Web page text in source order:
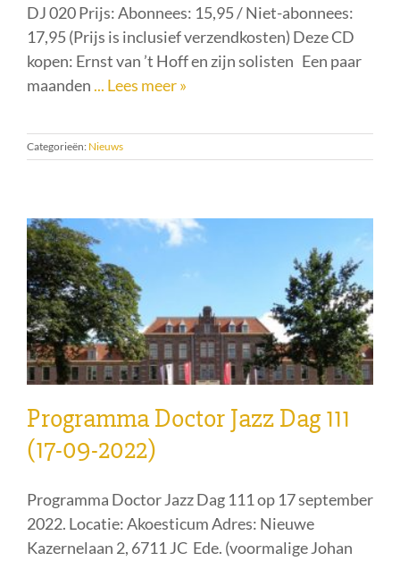
DJ 020 Prijs: Abonnees: 15,95 / Niet-abonnees:
17,95 (Prijs is inclusief verzendkosten) Deze CD
kopen: Ernst van ’t Hoff en zijn solisten Een paar
maanden ... Lees meer »
Categorieën: Nieuws
Programma Doctor Jazz Dag 111
(17-09-2022)
Programma Doctor Jazz Dag 111 op 17 september
2022. Locatie: Akoesticum Adres: Nieuwe
Kazernelaan 2, 6711 JC Ede. (voormalige Johan